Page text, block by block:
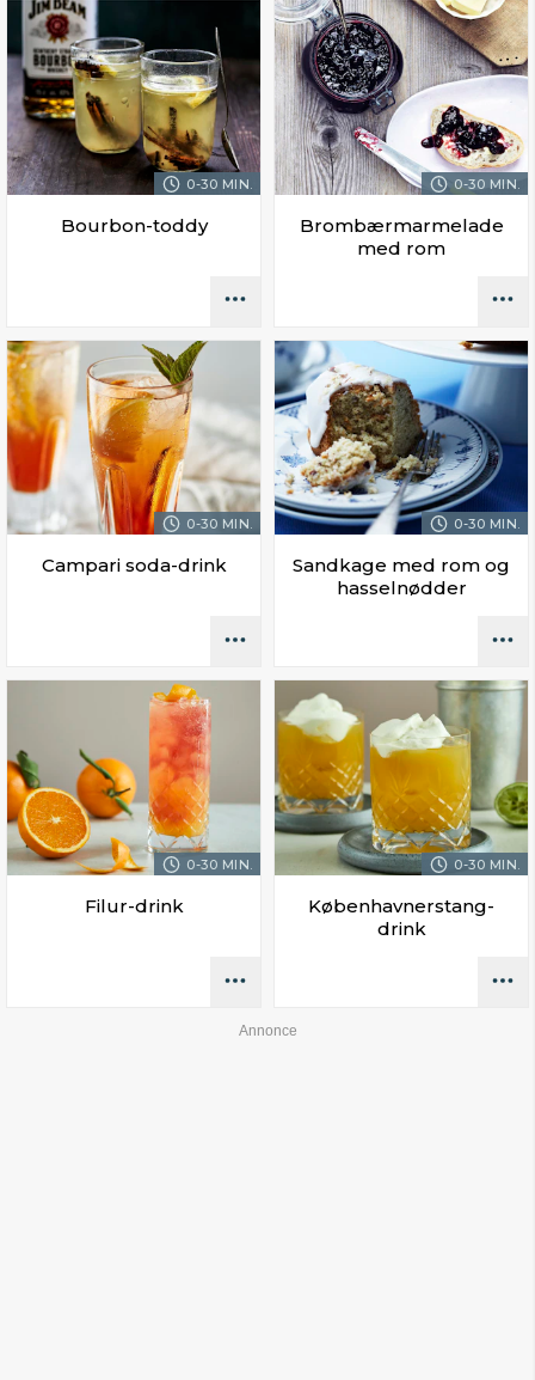
0-30 MIN.
Bourbon-toddy
0-30 MIN.
Brombærmarmelade
med rom
0-30 MIN.
Campari soda-drink
0-30 MIN.
Sandkage med rom og
hasselnødder
0-30 MIN.
Filur-drink
0-30 MIN.
Københavnerstang-
drink